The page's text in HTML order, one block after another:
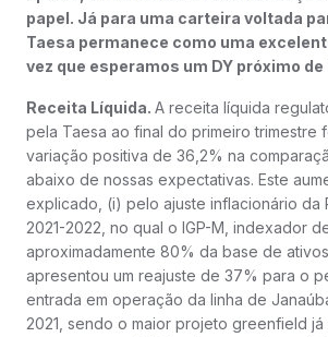
papel. Já para uma carteira voltada
Taesa permanece como uma
vez que esperamos um DY próximo de
Receita Líquida. A receita líquida
pela Taesa ao final do primeiro trimestre
variação positiva de 36,2% na
abaixo de nossas expectativas. Este
explicado, (i) pelo ajuste inflacionário da
2021-2022, no qual o IGP-M, indexador
aproximadamente 80% da base de
apresentou um reajuste de 37% para o
entrada em operação da linha de
2021, sendo o maior projeto greenfield